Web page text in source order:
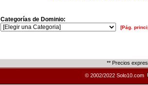
Categorías de Dominio:
[Pág.
** Precios
© 2002/2022 Solo10.com